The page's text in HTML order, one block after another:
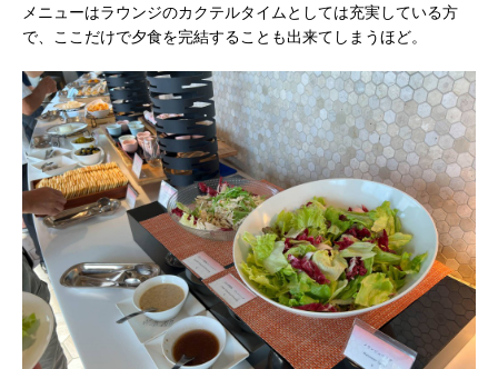
メニューはラウンジのカクテルタイムとしては充実している方
で、ここだけで夕食を完結することも出来てしまうほど。